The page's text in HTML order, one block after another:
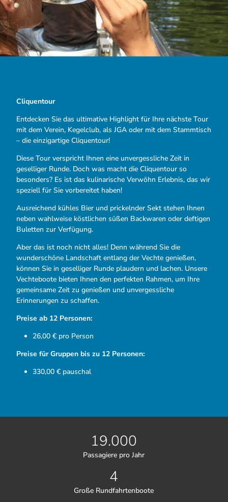
Cliquentour
Entdecken Sie das ultimative Highlight für Ihre nächste Tour
mit dem Verein, Kegelclub, als JGA oder mit dem Stammtisch
– die einzigartige Cliquentour!
Diese Tour verspricht Ihnen eine unvergessliche Zeit in
geselliger Runde. Doch was macht die Cliquentour so
besonders? Es ist das kulinarische Verwöhn Erlebnis, das wir
speziell für Sie vorbereitet haben!
Ausreichend kühles Bier und prickelnder Sekt stehen Ihnen
neben wahlweise köstlichen süßen Backwaren oder deftigen
Buletten zur Verfügung.
Aber das ist noch nicht alles! Denn während Sie die
wunderschöne Landschaft entlang der Vechte genießen,
können Sie in geselliger Runde plaudern und lachen. Unsere
Vechteboote bieten Ihnen den perfekten Rahmen, um Ihre
gemeinsame Zeit zu genießen und unvergessliche
Erinnerungen zu schaffen.
Preise ab 12 Personen:
26,00 € pro Person
Preise für Gruppen bis zu 12 Personen:
330,00 € pauschal
19.000
Passagiere pro Jahr
4
Große Rundfahrtenboote